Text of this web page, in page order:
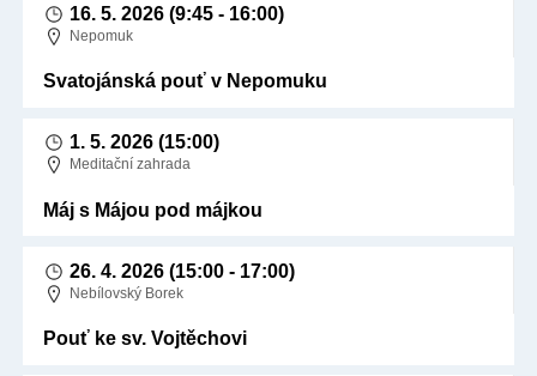
16. 5. 2026 (9:45 - 16:00)
Nepomuk
Svatojánská pouť v Nepomuku
1. 5. 2026 (15:00)
Meditační zahrada
Máj s Májou pod májkou
26. 4. 2026 (15:00 - 17:00)
Nebílovský Borek
Pouť ke sv. Vojtěchovi